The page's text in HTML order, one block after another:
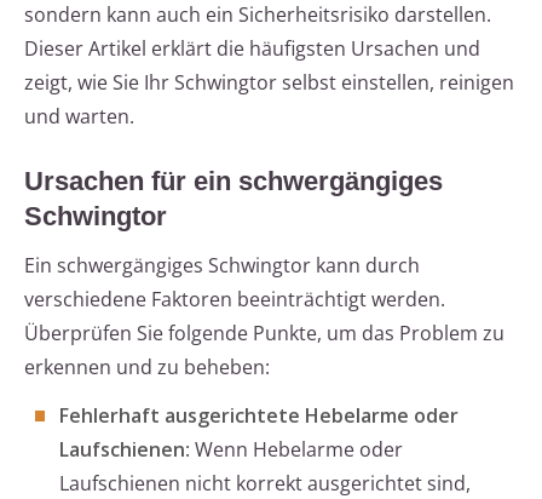
sondern kann auch ein Sicherheitsrisiko darstellen.
Dieser Artikel erklärt die häufigsten Ursachen und
zeigt, wie Sie Ihr Schwingtor selbst einstellen, reinigen
und warten.
Ursachen für ein schwergängiges
Schwingtor
Ein schwergängiges Schwingtor kann durch
verschiedene Faktoren beeinträchtigt werden.
Überprüfen Sie folgende Punkte, um das Problem zu
erkennen und zu beheben:
Fehlerhaft ausgerichtete Hebelarme oder
Laufschienen: Wenn Hebelarme oder
Laufschienen nicht korrekt ausgerichtet sind,